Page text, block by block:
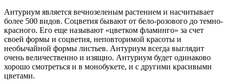
Антуриум является вечнозеленым растением и насчитывает
более 500 видов. Соцветия бывают от бело-розового до темно-
красного. Его еще называют «цветком фламинго» за счет
своей формы и соцветия, неповторимой красоты и
необычайной формы листьев. Антуриум всегда выглядит
очень величественно и изящно. Антуриум будет одинаково
хорошо смотреться и в монобукете, и с другими красивыми
цветами.